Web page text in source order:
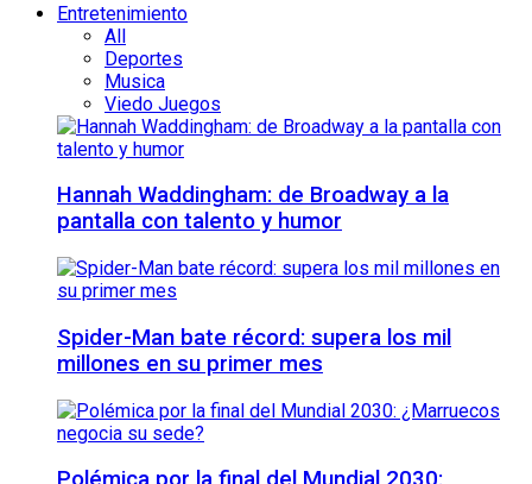
Entretenimiento
All
Deportes
Musica
Viedo Juegos
Hannah Waddingham: de Broadway a la
pantalla con talento y humor
Spider-Man bate récord: supera los mil
millones en su primer mes